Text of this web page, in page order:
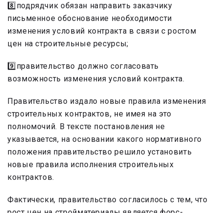
8️⃣подрядчик обязан направить заказчику
письменное обоснование необходимости
изменения условий контракта в связи с ростом
цен на строительные ресурсы;
9️⃣правительство должно согласовать
возможность изменения условий контракта.
Правительство издало новые правила изменения
строительных контрактов, не имея на это
полномочий. В тексте постановления не
указывается, на основании какого нормативного
положения правительство решило установить
новые правила исполнения строительных
контрактов.
Фактически, правительство согласилось с тем, что